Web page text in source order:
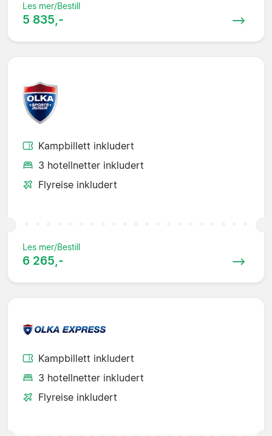
Les mer/Bestill
5 835,-
Kampbillett inkludert
3 hotellnetter inkludert
Flyreise inkludert
Les mer/Bestill
6 265,-
Kampbillett inkludert
3 hotellnetter inkludert
Flyreise inkludert